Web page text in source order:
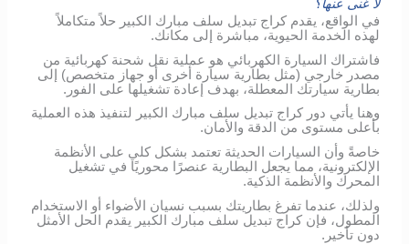
لا غنى عنها؟
في الواقع، يقدم كراج تبديل سلف مبارك الكبير حلاً متكاملاً
لهذه الخدمة الحيوية، مباشرة إلى مكانك.
فاشتراك السيارة الكهربائي هو عملية نقل شحنة كهربائية من
مصدر خارجي (مثل بطارية سيارة أخرى أو جهاز متخصص) إلى
بطارية سيارتك المعطلة، بهدف إعادة تشغيلها على الفور.
وهنا يأتي دور كراج تبديل سلف مبارك الكبير لتنفيذ هذه العملية
بأعلى مستوى من الدقة والأمان.
خاصةً وأن السيارات الحديثة تعتمد بشكل كلي على الأنظمة
الإلكترونية، مما يجعل البطارية عنصرًا محوريًا في تشغيل
المحرك والأنظمة الذكية.
ولذلك، عندما تفرغ بطاريتك بسبب نسيان الأضواء أو الاستخدام
المطول، فإن كراج تبديل سلف مبارك الكبير يقدم الحل الأمثل
دون تأخير.